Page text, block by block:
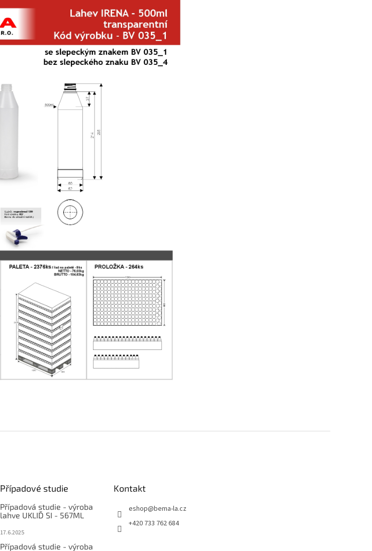
Případové studie
Případová studie - výroba
lahve UKLIĎ SI - 567ML
17.6.2025
Případová studie - výroba
Kontakt
eshop@bema-la.cz
+420 733 762 684